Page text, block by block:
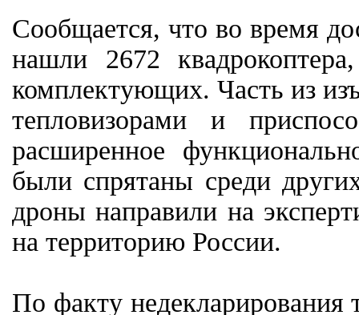
Сообщается, что во время
нашли 2672
комплектующих. Часть из
тепловизорами и
расширенное
были спрятаны среди
дроны направили на
на территорию России.
По факту недекларирования